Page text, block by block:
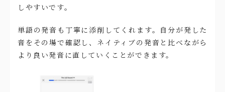
しやすいです。
単語の発音も丁寧に添削してくれます。自分が発した
音をその場で確認し、ネイティブの発音と比べながら
より良い発音に直していくことができます。